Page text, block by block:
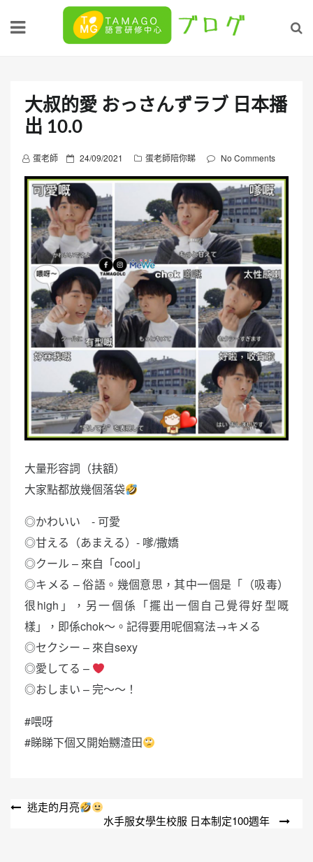
大叔的愛 おっさんずラブ 日本播
出 10.0
蛋老師
P
o
t
e
d
o
n
24/09/2021 蛋老師陪你睇 No Comments
大量形容詞（扶額）
大家點都放幾個落袋
◎かわいい - 可愛
◎甘える（あまえる）- 嗲/撒嬌
◎クール – 來自「cool」
◎キメる – 俗語。幾個意思，其中一個是「（吸毒）
很high」，另一個係「擺出一個自己覺得好型嘅
樣」，即係chok～。記得要用呢個寫法→キメる
◎セクシー – 來自sexy
◎愛してる –
◎おしまい – 完～～！
#喂呀
#睇睇下個又開始嬲渣田
文 逃走的月亮
水手服女學生校服 日本制定100週年